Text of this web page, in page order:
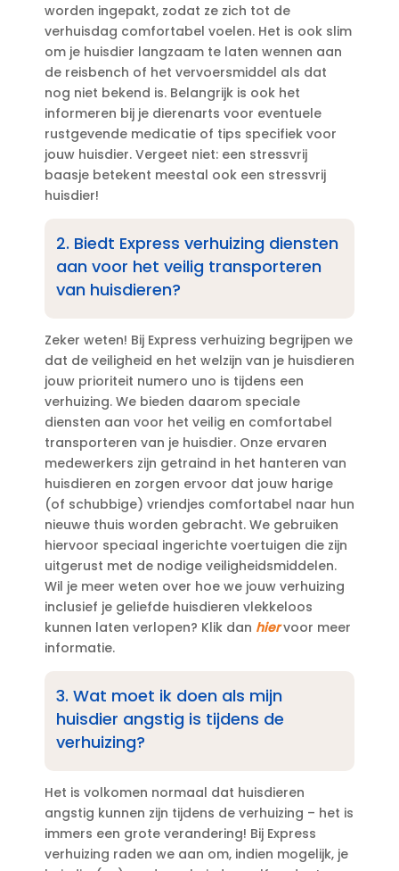
worden ingepakt, zodat ze zich tot de
verhuisdag comfortabel voelen.​ Het is ook slim
om je huisdier langzaam te laten wennen aan
de reisbench of het vervoersmiddel als dat
nog niet bekend is.​ Belangrijk is ook het
informeren bij je dierenarts voor eventuele
rustgevende medicatie of tips specifiek voor
jouw huisdier.​ Vergeet niet: een stressvrij
baasje betekent meestal ook een stressvrij
huisdier!
2.​ Biedt Express verhuizing diensten
aan voor het veilig transporteren
van huisdieren?
Zeker weten! Bij Express verhuizing begrijpen we
dat de veiligheid en het welzijn van je huisdieren
jouw prioriteit numero uno is tijdens een
verhuizing.​ We bieden daarom speciale
diensten aan voor het veilig en comfortabel
transporteren van je huisdier.​ Onze ervaren
medewerkers zijn getraind in het hanteren van
huisdieren en zorgen ervoor dat jouw harige
(of schubbige) vriendjes comfortabel naar hun
nieuwe thuis worden gebracht.​ We gebruiken
hiervoor speciaal ingerichte voertuigen die zijn
uitgerust met de nodige veiligheidsmiddelen.​
Wil je meer weten over hoe we jouw verhuizing
inclusief je geliefde huisdieren vlekkeloos
kunnen laten verlopen? Klik dan hiervoor meer
informatie.​
3.​ Wat moet ik doen als mijn
huisdier angstig is tijdens de
verhuizing?
Het is volkomen normaal dat huisdieren
angstig kunnen zijn tijdens de verhuizing – het is
immers een grote verandering! Bij Express
verhuizing raden we aan om, indien mogelijk, je